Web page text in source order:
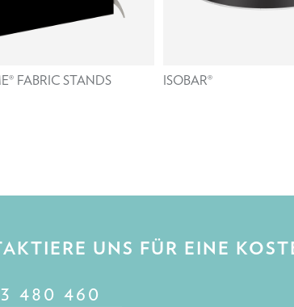
FABRIC STANDS ISOBAR®
UNS FÜR EINE
480 460